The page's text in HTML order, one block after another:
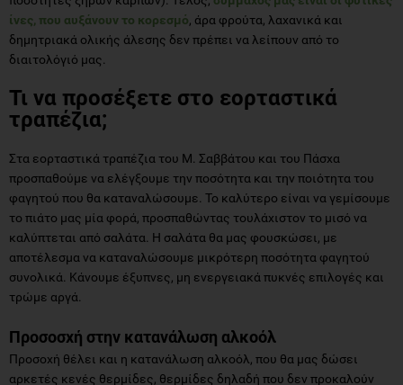
ίνες, που αυξάνουν το κορεσμό, άρα φρούτα, λαχανικά και
δημητριακά ολικής άλεσης δεν πρέπει να λείπουν από το
διαιτολόγιό μας.
Τι να προσέξετε στο εορταστικά
τραπέζια;
Στα εορταστικά τραπέζια του Μ. Σαββάτου και του Πάσχα
προσπαθούμε να ελέγξουμε την ποσότητα και την ποιότητα του
φαγητού που θα καταναλώσουμε. Το καλύτερο είναι να γεμίσουμε
το πιάτο μας μία φορά, προσπαθώντας τουλάχιστον το μισό να
καλύπτεται από σαλάτα. Η σαλάτα θα μας φουσκώσει, με
αποτέλεσμα να καταναλώσουμε μικρότερη ποσότητα φαγητού
συνολικά. Κάνουμε έξυπνες, μη ενεργειακά πυκνές επιλογές και
τρώμε αργά.
Προσοσχή στην κατανάλωση αλκοόλ
Προσοχή θέλει και η κατανάλωση αλκοόλ, που θα μας δώσει
αρκετές κενές θερμίδες, θερμίδες δηλαδή που δεν προκαλούν